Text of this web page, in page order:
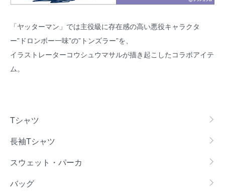
「ヤッターマン」では主役級に存在感の高い悪役キャラクタ
ー”ドロンボー一味”の”トンズラー”を、
イラストレーターコウシュウマサルが描き起こしたコラボアイテ
ム。
Tシャツ
長袖Tシャツ
スウェット・パーカ
バッグ